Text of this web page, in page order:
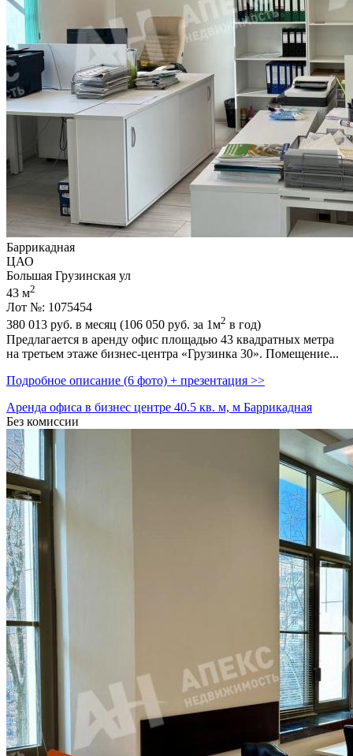
Баррикадная
ЦАО
Большая Грузинская ул
43 м2
Лот №: 1075454
380 013 руб. в месяц (106 050 руб. за 1м2 в год)
Предлагается в аренду офис площадью 43 квадратных метра
на третьем этаже бизнес-центра «Грузинка 30». Помещение...
Подробное описание (6 фото) + презентация >>
Аренда офиса в бизнес центре 40.5 кв. м, м Баррикадная
Без комиссии